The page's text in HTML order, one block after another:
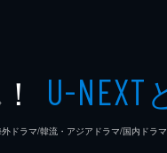
！ U-NEXT
ラマ/韓流・アジアドラマ/国内ドラマ